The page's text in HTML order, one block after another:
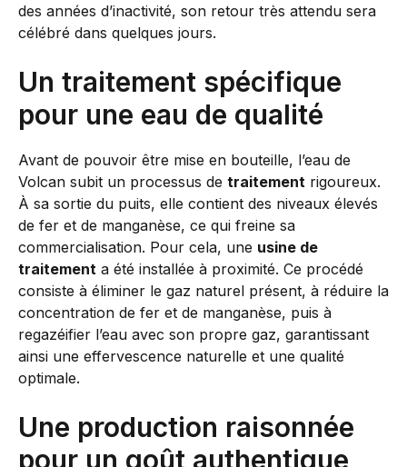
des années d’inactivité, son retour très attendu sera
célébré dans quelques jours.
Un traitement spécifique
pour une eau de qualité
Avant de pouvoir être mise en bouteille, l’eau de
Volcan subit un processus de traitement rigoureux.
À sa sortie du puits, elle contient des niveaux élevés
de fer et de manganèse, ce qui freine sa
commercialisation. Pour cela, une usine de
traitement a été installée à proximité. Ce procédé
consiste à éliminer le gaz naturel présent, à réduire la
concentration de fer et de manganèse, puis à
regazéifier l’eau avec son propre gaz, garantissant
ainsi une effervescence naturelle et une qualité
optimale.
Une production raisonnée
pour un goût authentique